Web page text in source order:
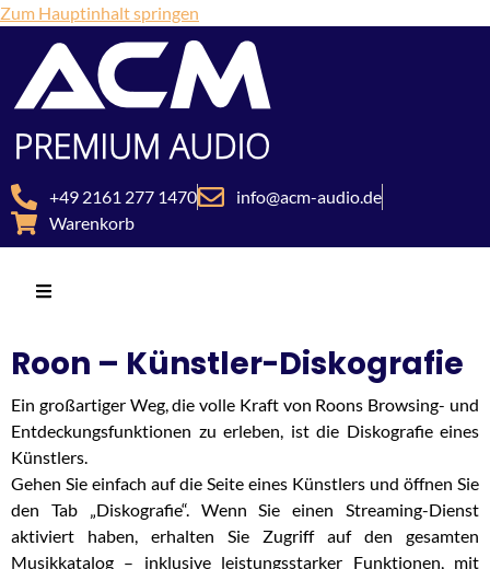
Zum Hauptinhalt springen
+49 2161 277 1470
info@acm-audio.de
Warenkorb
Roon – Künstler-Diskografie
Ein großartiger Weg, die volle Kraft von Roons Browsing- und
Entdeckungsfunktionen zu erleben, ist die Diskografie eines
Künstlers.
Gehen Sie einfach auf die Seite eines Künstlers und öffnen Sie
den Tab „Diskografie“. Wenn Sie einen Streaming-Dienst
aktiviert haben, erhalten Sie Zugriff auf den gesamten
Musikkatalog – inklusive leistungsstarker Funktionen, mit